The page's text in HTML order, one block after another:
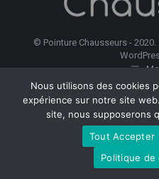
© Pointure Chausseurs -
Nous utilisons des cookies
expérience sur notre site
site, nous supposerons
Tout Accepter
Politique